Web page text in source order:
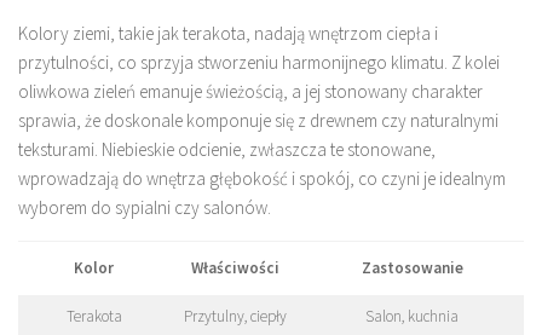
Kolory ziemi, takie jak terakota, nadają wnętrzom ciepła i
przytulności, co sprzyja stworzeniu harmonijnego klimatu. Z kolei
oliwkowa zieleń emanuje świeżością, a jej stonowany charakter
sprawia, że doskonale komponuje się z drewnem czy naturalnymi
teksturami. Niebieskie odcienie, zwłaszcza te stonowane,
wprowadzają do wnętrza głębokość i spokój, co czyni je idealnym
wyborem do sypialni czy salonów.
Kolor Właściwości Zastosowanie
Terakota Przytulny, ciepły Salon, kuchnia